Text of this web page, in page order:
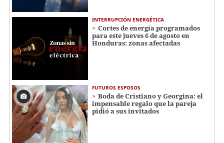
INTERRUPCIÓN ENERGÉTICA
Cortes de energía programados
para este jueves 6 de agosto en
Honduras: zonas afectadas
FUTUROS ESPOSOS
Boda de Cristiano y Georgina: el
impensable regalo que la pareja
pidió a sus invitados